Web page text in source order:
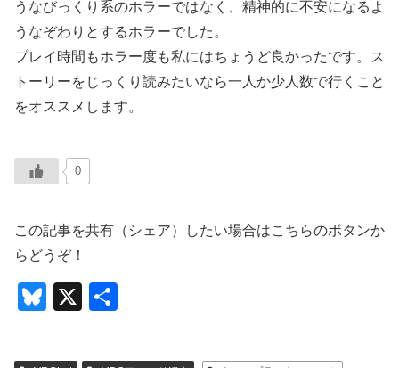
うなびっくり系のホラーではなく、精神的に不安になるよ
うなぞわりとするホラーでした。
プレイ時間もホラー度も私にはちょうど良かったです。ス
トーリーをじっくり読みたいなら一人か少人数で行くこと
をオススメします。
0
この記事を共有（シェア）したい場合はこちらのボタンか
らどうぞ！
Bl
e
X